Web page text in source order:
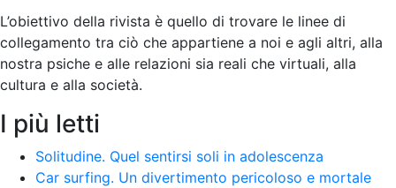
L’obiettivo della rivista è quello di trovare le linee di
collegamento tra ciò che appartiene a noi e agli altri, alla
nostra psiche e alle relazioni sia reali che virtuali, alla
cultura e alla società.
I più letti
Solitudine. Quel sentirsi soli in adolescenza
Car surfing. Un divertimento pericoloso e mortale